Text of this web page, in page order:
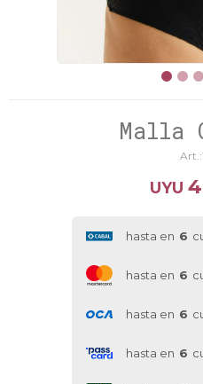
Malla
UYU
hasta en 6
hasta en 6
hasta en 6
hasta en 6